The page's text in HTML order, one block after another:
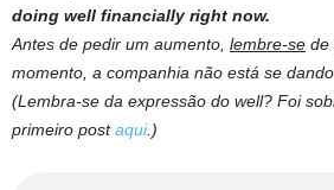
doing well financially right now.
Antes de pedir um aumento, lembre-se de
momento, a companhia não está se
(Lembra-se da expressão do well? Foi
primeiro postaqui.)